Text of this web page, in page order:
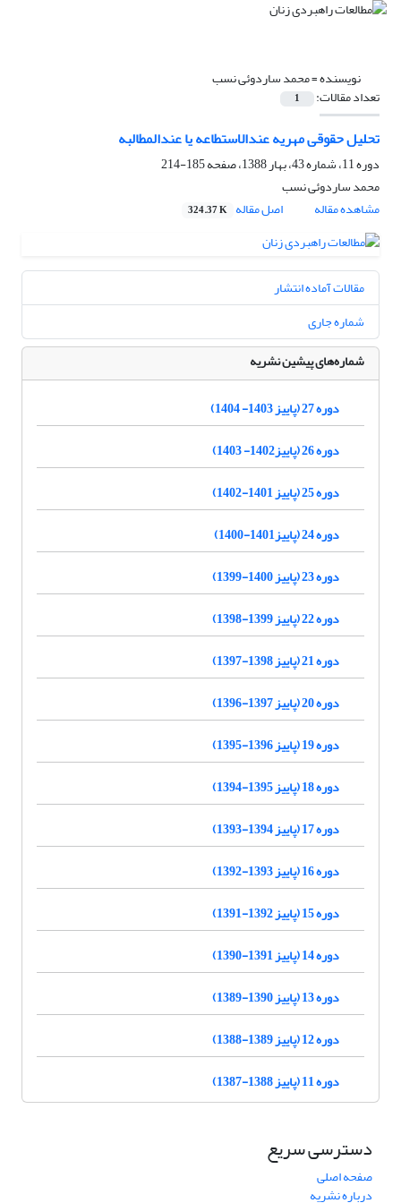
نویسنده =محمد ساردوئی نسب
تعداد مقالات: 1
تحلیل حقوقی مهریه عندالاستطاعه یا عندالمطالبه
دوره 11، شماره 43، بهار 1388، صفحه
185-214
محمد ساردوئی نسب
مشاهده مقاله
اصل مقاله 324.37 K
مقالات آماده انتشار
شماره جاری
شماره‌های پیشین نشریه
دوره 27 (پاییز 1403- 1404)
دوره 26 (پاییز1402- 1403)
دوره 25 (پاییز 1401-1402)
دوره 24 (پاییز1401-1400)
دوره 23 (پاییز 1400-1399)
دوره 22 (پاییز 1399-1398)
دوره 21 (پاییز 1398-1397)
دوره 20 (پاییز 1397-1396)
دوره 19 (پاییز 1396-1395)
دوره 18 (پاییز 1395-1394)
دوره 17 (پاییز 1394-1393)
دوره 16 (پاییز 1393-1392)
دوره 15 (پاییز 1392-1391)
دوره 14 (پاییز 1391-1390)
دوره 13 (پاییز 1390-1389)
دوره 12 (پاییز 1389-1388)
دوره 11 (پاییز 1388-1387)
دسترسی سریع
صفحه اصلی
درباره نشریه